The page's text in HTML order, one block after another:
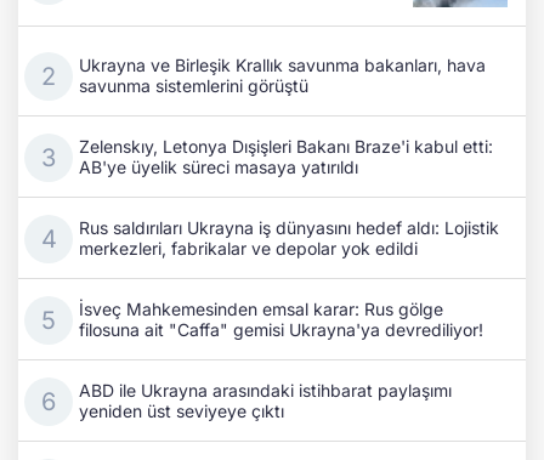
Ukrayna ve Birleşik Krallık savunma bakanları, hava
savunma sistemlerini görüştü
Zelenskıy, Letonya Dışişleri Bakanı Braze'i kabul etti:
AB'ye üyelik süreci masaya yatırıldı
Rus saldırıları Ukrayna iş dünyasını hedef aldı: Lojistik
merkezleri, fabrikalar ve depolar yok edildi
İsveç Mahkemesinden emsal karar: Rus gölge
filosuna ait "Caffa" gemisi Ukrayna'ya devrediliyor!
ABD ile Ukrayna arasındaki istihbarat paylaşımı
yeniden üst seviyeye çıktı